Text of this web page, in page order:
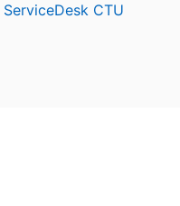
ServiceDesk CTU